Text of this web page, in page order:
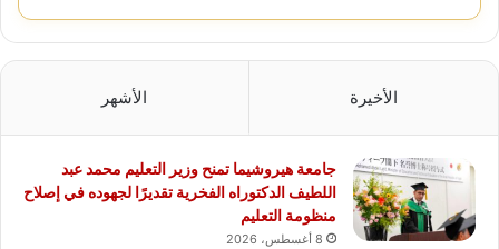
الأخيرة الأشهر
جامعة هيروشيما تمنح وزير التعليم محمد عبد
اللطيف الدكتوراه الفخرية تقديرًا لجهوده في إصلاح
منظومة التعليم
8 أغسطس، 2026